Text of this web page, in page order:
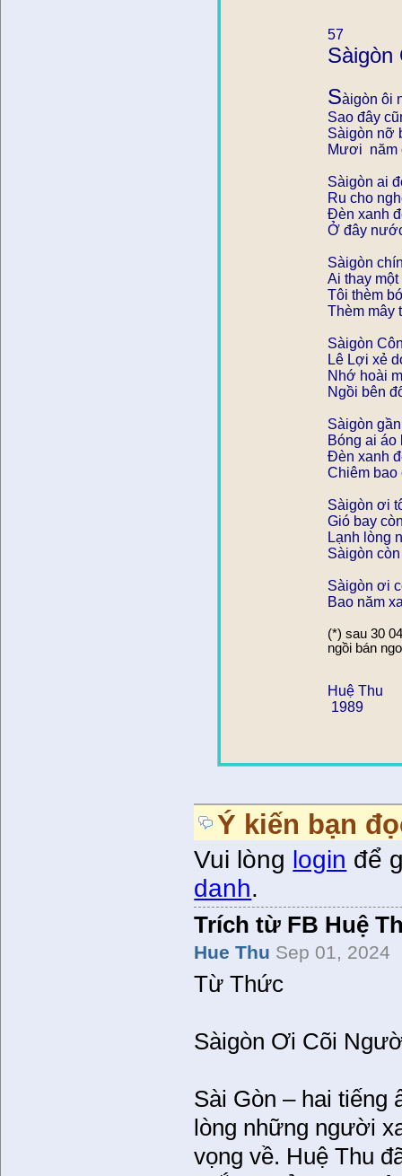
57
Sàigòn ôi
Sao đây
Sàigòn nỡ
Mươi năm
Sàigòn ai
Ru cho
Ðèn xanh
Ở đây
Sàigòn
Ai thay
Tôi thèm
Thèm mây
Sàigòn
Lê Lợi xẻ
Nhớ hoài
Ngồi bên
Sàigòn
Bóng ai áo
Ðèn xanh
Chiêm bao
Sàigòn ơi
Gió bay
Lạnh lòng
Sàigòn
Sàigòn ơi
Bao năm
(*) sau 30
ngồi bán
Huệ Thu
1989
Ý kiến bạn
Vui lòng login để
danh.
Trích từ FB Huệ
Hue Thu Sep 01, 2024
Từ Thức
Sàigòn Ơi Cõi
Sài Gòn – hai tiếng
lòng những người
vọng về. Huệ Thu